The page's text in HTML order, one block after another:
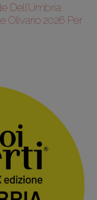
Dell’Umbria
Olivario 2026 Per